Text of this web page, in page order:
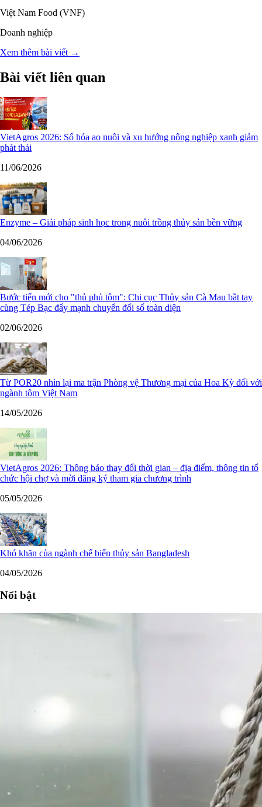
Việt Nam Food (VNF)
Doanh nghiệp
Xem thêm bài viết →
Bài viết liên quan
VietAgros 2026: Số hóa ao nuôi và xu hướng nông nghiệp xanh giảm
phát thải
11/06/2026
Enzyme – Giải pháp sinh học trong nuôi trồng thủy sản bền vững
04/06/2026
Bước tiến mới cho "thủ phủ tôm": Chi cục Thủy sản Cà Mau bắt tay
cùng Tép Bạc đẩy mạnh chuyển đổi số toàn diện
02/06/2026
Từ POR20 nhìn lại ma trận Phòng vệ Thương mại của Hoa Kỳ đối với
ngành tôm Việt Nam
14/05/2026
VietAgros 2026: Thông báo thay đổi thời gian – địa điểm, thông tin tổ
chức hội chợ và mời đăng ký tham gia chương trình
05/05/2026
Khó khăn của ngành chế biến thủy sản Bangladesh
04/05/2026
Nổi bật